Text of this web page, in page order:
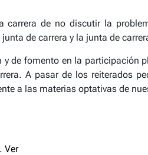
carrera de no discutir la
de carrera y la junta de
de fomento en la participación
A pasar de los reiterados
a las materias optativas de
Ver